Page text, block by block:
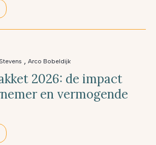
, Arco Bobeldijk
2026: de impact
en vermogende